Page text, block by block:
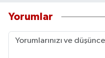
Yorumlar